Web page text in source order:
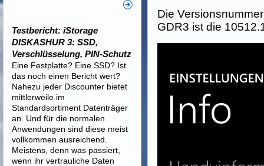
Die
GDR3 ist die
Testbericht: iStorage
DISKASHUR 3: SSD,
Verschlüsselung, PIN-Schutz
Eine Festplatte? Eine SSD? Ist
das noch einen Bericht wert?
Nahezu jeder Discounter bietet
mittlerweile im
Standardsortiment Datenträger
an. Und für die normalen
Anwendungen sind diese meist
vollkommen ausreichend.
Meistens, denn was passiert,
wenn ihr vertrauliche Daten